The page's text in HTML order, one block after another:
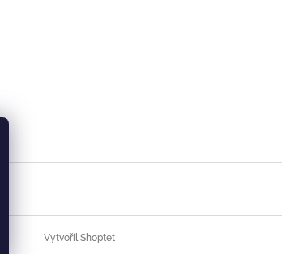
Vytvořil Shoptet